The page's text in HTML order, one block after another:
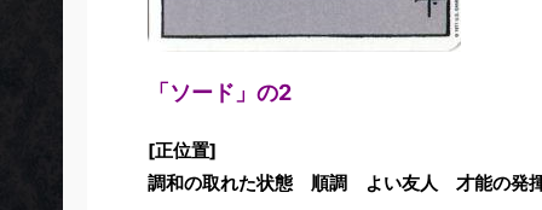
「ソード」の2
[正位置]
調和の取れた状態 順調 よい友人 才能の発